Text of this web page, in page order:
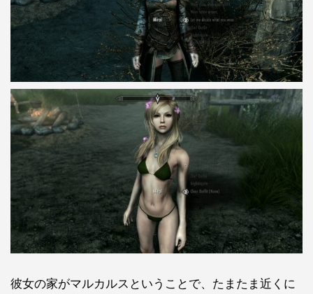
彼女の家がマルカルスということで、たまたま近くに